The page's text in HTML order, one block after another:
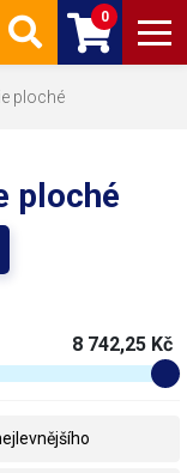
0
ploché
ploché
8 742,25 Kč